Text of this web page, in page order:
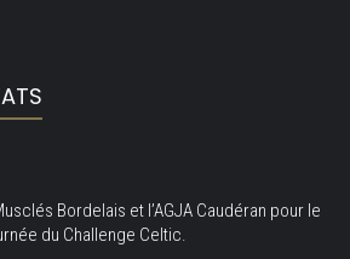
Bordelais et l’AGJA Caudéran pour le
du Challenge Celtic.